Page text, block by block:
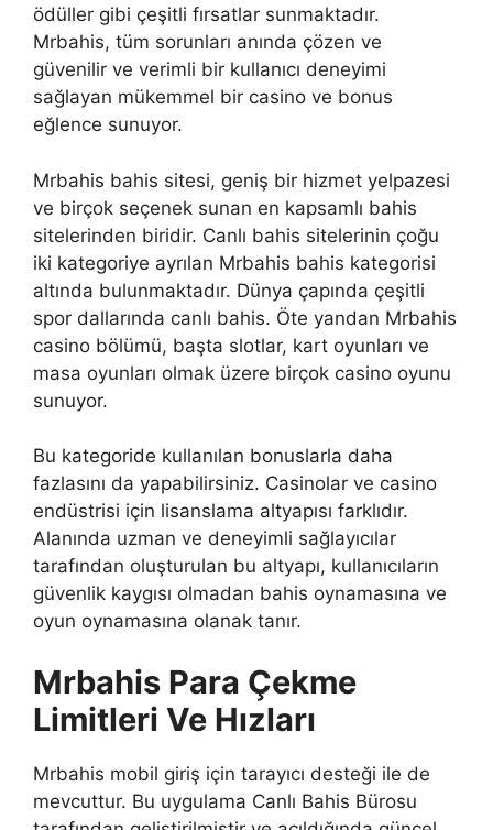
ödüller gibi çeşitli fırsatlar sunmaktadır.
Mrbahis, tüm sorunları anında çözen ve
güvenilir ve verimli bir kullanıcı deneyimi
sağlayan mükemmel bir casino ve bonus
eğlence sunuyor.
Mrbahis bahis sitesi, geniş bir hizmet yelpazesi
ve birçok seçenek sunan en kapsamlı bahis
sitelerinden biridir. Canlı bahis sitelerinin çoğu
iki kategoriye ayrılan Mrbahis bahis kategorisi
altında bulunmaktadır. Dünya çapında çeşitli
spor dallarında canlı bahis. Öte yandan Mrbahis
casino bölümü, başta slotlar, kart oyunları ve
masa oyunları olmak üzere birçok casino oyunu
sunuyor.
Bu kategoride kullanılan bonuslarla daha
fazlasını da yapabilirsiniz. Casinolar ve casino
endüstrisi için lisanslama altyapısı farklıdır.
Alanında uzman ve deneyimli sağlayıcılar
tarafından oluşturulan bu altyapı, kullanıcıların
güvenlik kaygısı olmadan bahis oynamasına ve
oyun oynamasına olanak tanır.
Mrbahis Para Çekme
Limitleri Ve Hızları
Mrbahis mobil giriş için tarayıcı desteği ile de
mevcuttur. Bu uygulama Canlı Bahis Bürosu